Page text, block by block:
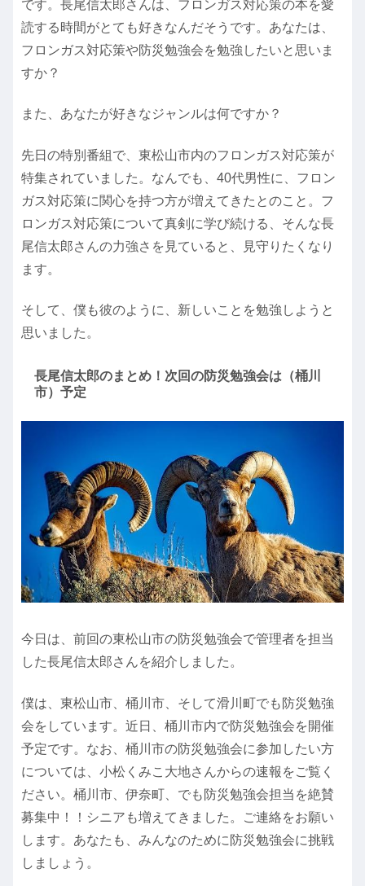
です。長尾信太郎さんは、フロンガス対応策の本を愛
読する時間がとても好きなんだそうです。あなたは、
フロンガス対応策や防災勉強会を勉強したいと思いま
すか？
また、あなたが好きなジャンルは何ですか？
先日の特別番組で、東松山市内のフロンガス対応策が
特集されていました。なんでも、40代男性に、フロン
ガス対応策に関心を持つ方が増えてきたとのこと。フ
ロンガス対応策について真剣に学び続ける、そんな長
尾信太郎さんの力強さを見ていると、見守りたくなり
ます。
そして、僕も彼のように、新しいことを勉強しようと
思いました。
長尾信太郎のまとめ！次回の防災勉強会は（桶川
市）予定
今日は、前回の東松山市の防災勉強会で管理者を担当
した長尾信太郎さんを紹介しました。
僕は、東松山市、桶川市、そして滑川町でも防災勉強
会をしています。近日、桶川市内で防災勉強会を開催
予定です。なお、桶川市の防災勉強会に参加したい方
については、小松くみこ大地さんからの速報をご覧く
ださい。桶川市、伊奈町、でも防災勉強会担当を絶賛
募集中！！シニアも増えてきました。ご連絡をお願い
します。あなたも、みんなのために防災勉強会に挑戦
しましょう。